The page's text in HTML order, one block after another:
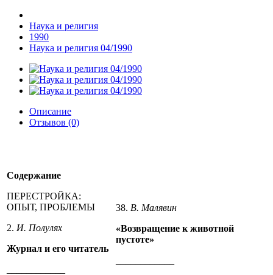
Наука и религия
1990
Наука и религия 04/1990
Описание
Отзывов (0)
Содержание
ПЕРЕСТРОЙКА:
ОПЫТ, ПРОБЛЕМЫ
2. И. Полулях
Журнал и его читатель
38. В. Малявин
«Возвращение к животной
пустоте»